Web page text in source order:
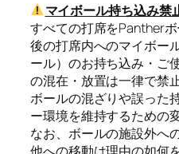
マイボール持ち込み禁
すべての打席をPanther
後の打席内へのマイボー
ール）のお持ち込み・ご
の混在・放置は一律で禁
ボールの混ざりや誤った
ー環境を維持するための
なお、ボールの施設外へ